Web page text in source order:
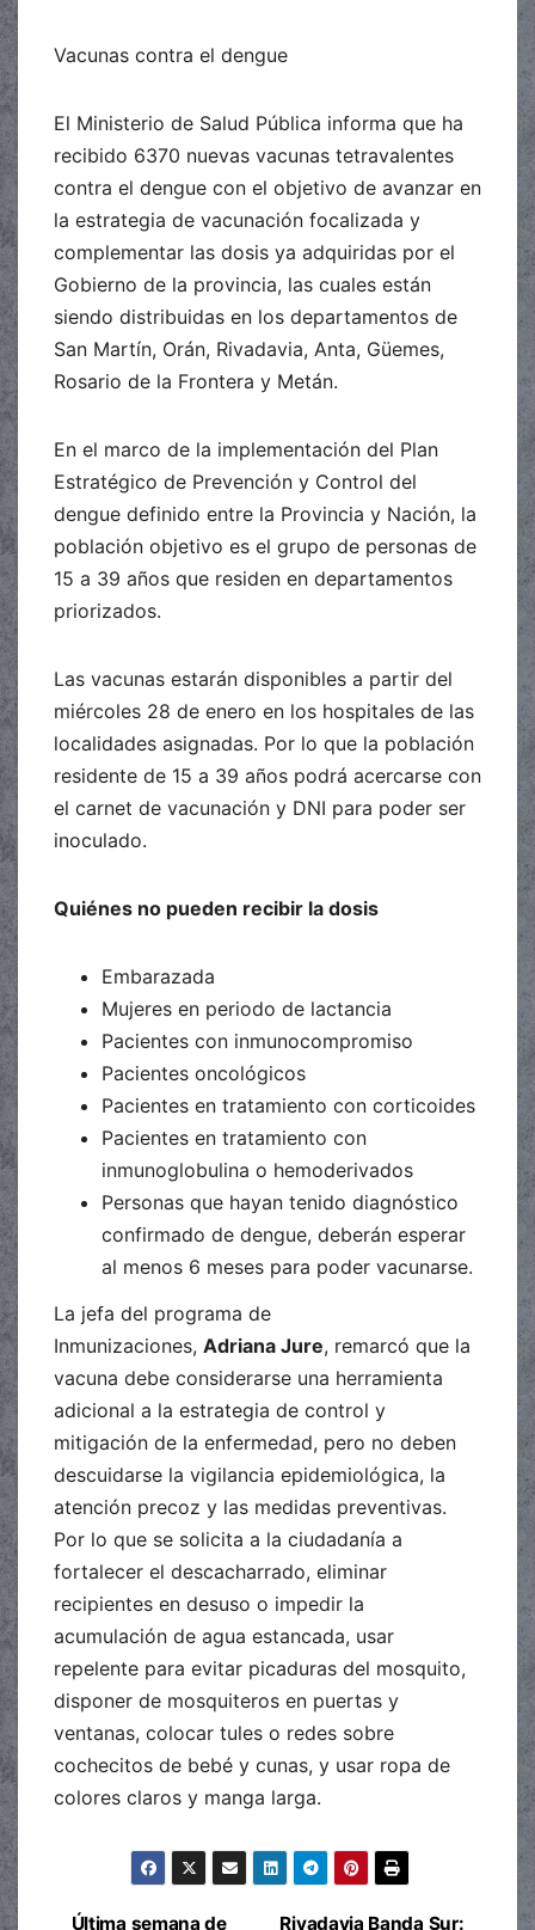
Vacunas contra el dengue
El Ministerio de Salud Pública informa que ha
recibido 6370 nuevas vacunas tetravalentes
contra el dengue con el objetivo de avanzar en
la estrategia de vacunación focalizada y
complementar las dosis ya adquiridas por el
Gobierno de la provincia, las cuales están
siendo distribuidas en los departamentos de
San Martín, Orán, Rivadavia, Anta, Güemes,
Rosario de la Frontera y Metán.
En el marco de la implementación del Plan
Estratégico de Prevención y Control del
dengue definido entre la Provincia y Nación, la
población objetivo es el grupo de personas de
15 a 39 años que residen en departamentos
priorizados.
Las vacunas estarán disponibles a partir del
miércoles 28 de enero en los hospitales de las
localidades asignadas. Por lo que la población
residente de 15 a 39 años podrá acercarse con
el carnet de vacunación y DNI para poder ser
inoculado.
Quiénes no pueden recibir la dosis
Embarazada
Mujeres en periodo de lactancia
Pacientes con inmunocompromiso
Pacientes oncológicos
Pacientes en tratamiento con corticoides
Pacientes en tratamiento con
inmunoglobulina o hemoderivados
Personas que hayan tenido diagnóstico
confirmado de dengue, deberán esperar
al menos 6 meses para poder vacunarse.
La jefa del programa de
Inmunizaciones, Adriana Jure, remarcó que la
vacuna debe considerarse una herramienta
adicional a la estrategia de control y
mitigación de la enfermedad, pero no deben
descuidarse la vigilancia epidemiológica, la
atención precoz y las medidas preventivas.
Por lo que se solicita a la ciudadanía a
fortalecer el descacharrado, eliminar
recipientes en desuso o impedir la
acumulación de agua estancada, usar
repelente para evitar picaduras del mosquito,
disponer de mosquiteros en puertas y
ventanas, colocar tules o redes sobre
cochecitos de bebé y cunas, y usar ropa de
colores claros y manga larga.
Rivadavia Banda Sur:
Última semana de